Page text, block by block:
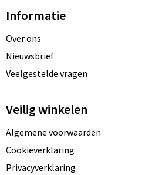
Informatie
Over ons
Nieuwsbrief
Veelgestelde vragen
Veilig winkelen
Algemene voorwaarden
Cookieverklaring
Privacyverklaring